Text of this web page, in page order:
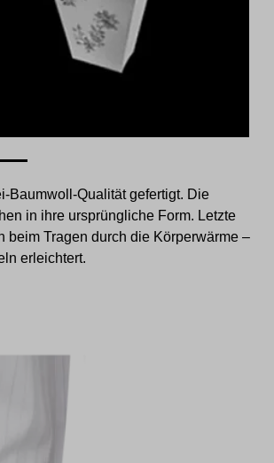
Baumwoll-Qualität gefertigt. Die
in ihre ursprüngliche Form. Letzte
Tragen durch die Körperwärme –
erleichtert.